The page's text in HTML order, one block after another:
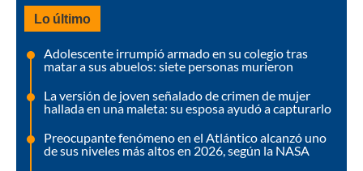
Lo último
Adolescente irrumpió armado en su colegio tras
matar a sus abuelos: siete personas murieron
La versión de joven señalado de crimen de mujer
hallada en una maleta: su esposa ayudó a capturarlo
Preocupante fenómeno en el Atlántico alcanzó uno
de sus niveles más altos en 2026, según la NASA